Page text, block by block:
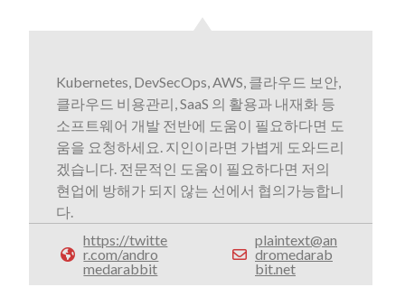
Kubernetes, DevSecOps, AWS, 클라우드 보안,
클라우드 비용관리, SaaS 의 활용과 내재화 등
소프트웨어 개발 전반에 도움이 필요하다면 도
움을 요청하세요. 지인이라면 가볍게 도와드리
겠습니다. 전문적인 도움이 필요하다면 저의
현업에 방해가 되지 않는 선에서 협의가능합니
다.
https://twitte
r.com/andro
medarabbit
plaintext@an
dromedarab
bit.net